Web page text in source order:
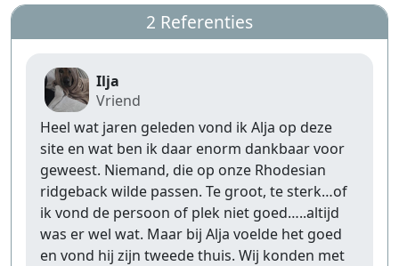
2 Referenties
Ilja
Vriend
Heel wat jaren geleden vond ik Alja op deze
site en wat ben ik daar enorm dankbaar voor
geweest. Niemand, die op onze Rhodesian
ridgeback wilde passen. Te groot, te sterk…of
ik vond de persoon of plek niet goed…..altijd
was er wel wat. Maar bij Alja voelde het goed
en vond hij zijn tweede thuis. Wij konden met